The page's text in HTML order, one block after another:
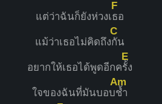
แต่ว่าฉันก็ยังห่วงเ
F
ธอ
แม้ว่าเธอไม่คิดถึง
C
กัน
อยากให้เธอได้พูดอีกค
E
รั้ง
ใจของฉันที่มันบอบ
Am
ช้ำ